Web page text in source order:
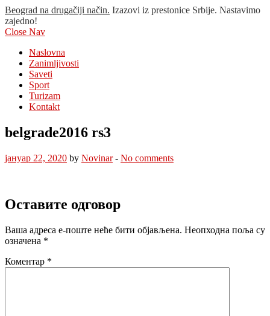
Beograd na drugačiji način. Izazovi iz prestonice Srbije. Nastavimo
zajedno!
Close Nav
Naslovna
Zanimljivosti
Saveti
Sport
Turizam
Kontakt
belgrade2016 rs3
јануар 22, 2020 by Novinar- No comments
Оставите одговор
Ваша адреса е-поште неће бити објављена. Неопходна поља су
означена *
Коментар *